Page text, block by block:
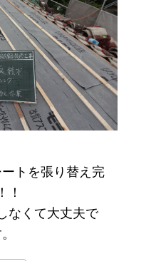
トを張り替え完
！
なくて大丈夫で